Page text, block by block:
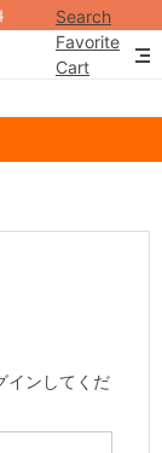
Search
Favorite
Cart
インしてくだ